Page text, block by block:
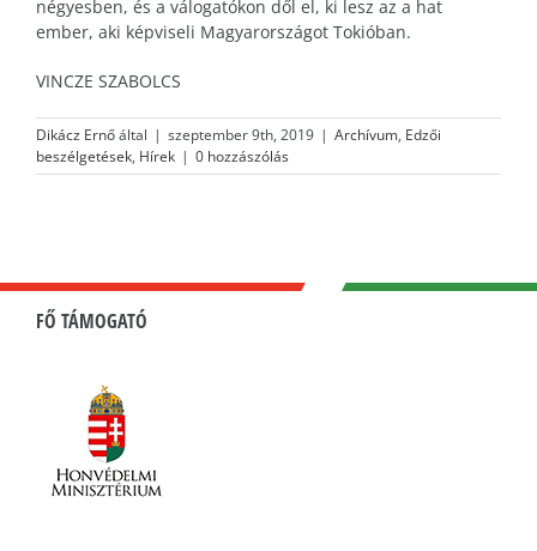
négyesben, és a válogatókon dől el, ki lesz az a hat
ember, aki képviseli Magyarországot Tokióban.
VINCZE SZABOLCS
Dikácz Ernőáltal | szeptember 9th, 2019 | Archívum, Edzői
beszélgetések, Hírek | 0 hozzászólás
FŐ TÁMOGATÓ